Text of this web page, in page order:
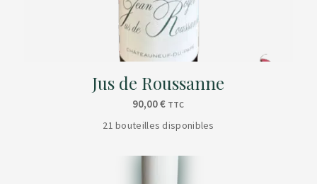
Jus de Roussanne
90,00€ TTC
21 bouteilles disponibles